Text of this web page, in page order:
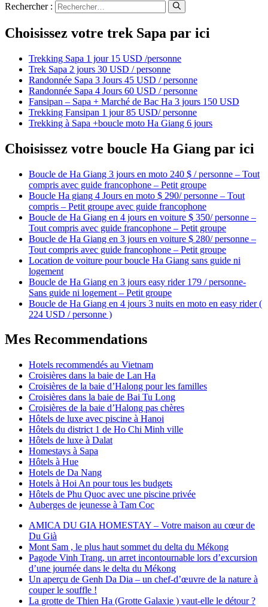
Rechercher :
Choisissez votre trek Sapa par ici
Trekking Sapa 1 jour 15 USD /personne
Trek Sapa 2 jours 30 USD / personne
Randonnée Sapa 3 Jours 45 USD / personne
Randonnée Sapa 4 Jours 60 USD / personne
Fansipan – Sapa + Marché de Bac Ha 3 jours 150 USD
Trekking Fansipan 1 jour 85 USD/ personne
Trekking à Sapa +boucle moto Ha Giang 6 jours
Choisissez votre boucle Ha Giang par ici
Boucle de Ha Giang 3 jours en moto 240 $ / personne – Tout
compris avec guide francophone – Petit groupe
Boucle Ha giang 4 Jours en moto $ 290/ personne – Tout
compris – Petit groupe avec guide francophone
Boucle de Ha Giang en 4 jours en voiture $ 350/ personne –
Tout compris avec guide francophone – Petit groupe
Boucle de Ha Giang en 3 jours en voiture $ 280/ personne –
Tout compris avec guide francophone – Petit groupe
Location de voiture pour boucle Ha Giang sans guide ni
logement
Boucle de Ha Giang en 3 jours easy rider 179 / personne-
Sans guide ni logement – Petit groupe
Boucle de Ha Giang en 4 jours 3 nuits en moto en easy rider (
224 USD / personne )
Mes Recommendations
Hotels recommendés au Vietnam
Croisières dans la baie de Lan Ha
Croisières de la baie d’Halong pour les familles
Croisières dans la baie de Bai Tu Long
Croisières de la baie d’Halong pas chères
Hôtels de luxe avec piscine à Hanoi
Hôtels du district 1 de Ho Chi Minh ville
Hôtels de luxe à Dalat
Homestays à Sapa
Hôtels à Hue
Hotels de Da Nang
Hotels à Hoi An pour tous les budgets
Hôtels de Phu Quoc avec une piscine privée
Auberges de jeunesse à Tam Coc
AMICA DU GIA HOMESTAY – Votre maison au cœur de
Du Già
Mont Sam , le plus haut sommet du delta du Mékong
Pagode Vinh Trang, un arret incontournable lors d’excursion
d’une journée dans le delta du Mékong
Un aperçu de Genh Da Dia – un chef-d’œuvre de la nature à
couper le souffle !
La grotte de Thien Ha (Grotte Galaxie ) vaut-elle le détour ?